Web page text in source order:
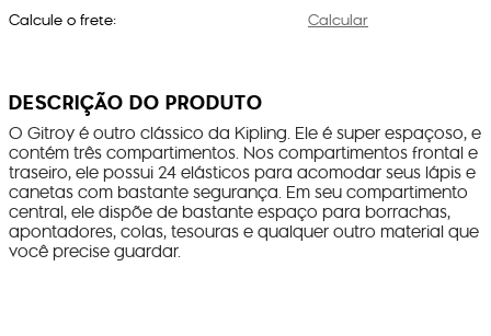
Calcule o frete: Calcular
DESCRIÇÃO DO PRODUTO
O Gitroy é outro clássico da Kipling. Ele é super espaçoso, e
contém três compartimentos. Nos compartimentos frontal e
traseiro, ele possui 24 elásticos para acomodar seus lápis e
canetas com bastante segurança. Em seu compartimento
central, ele dispõe de bastante espaço para borrachas,
apontadores, colas, tesouras e qualquer outro material que
você precise guardar.